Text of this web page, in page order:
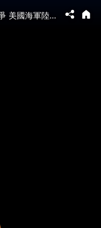
如何在島鏈打贏下一場戰爭 美國海軍陸戰隊打造分散打擊體系 低成本巡航導彈+無人戰鬥機+無人貨運直升機 #分散打擊 #遠征前進基地作戰 #EABO #分散作戰 #MV75 #低成本導彈 | 05/12 馬克時空獨家